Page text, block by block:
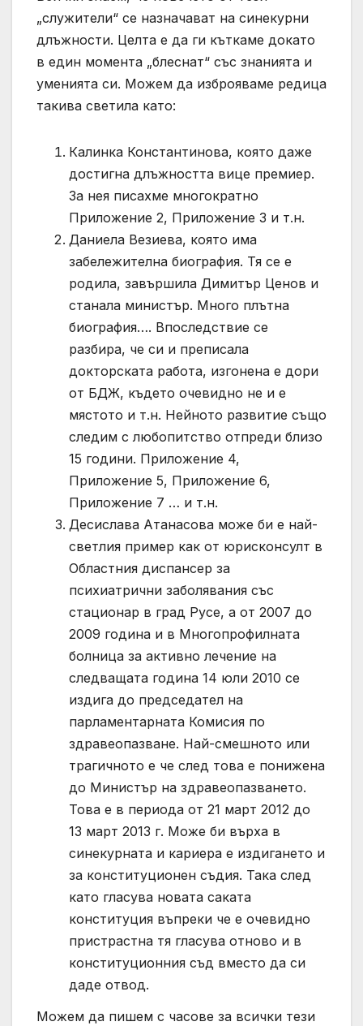
„служители“ се назначават на синекурни
длъжности. Целта е да ги къткаме докато
в един момента „блеснат“ със знанията и
уменията си. Можем да изброяваме редица
такива светила като:
Калинка Константинова, която даже
достигна длъжността вице премиер.
За нея писахме многократно
Приложение 2, Приложение 3 и т.н.
Даниела Везиева, която има
забележителна биография. Тя се е
родила, завършила Димитър Ценов и
станала министър. Много плътна
биография…. Впоследствие се
разбира, че си и преписала
докторската работа, изгонена е дори
от БДЖ, където очевидно не и е
мястото и т.н. Нейното развитие също
следим с любопитство отпреди близо
15 години. Приложение 4,
Приложение 5, Приложение 6,
Приложение 7 … и т.н.
Десислава Атанасова може би е най-
светлия пример как от юрисконсулт в
Областния диспансер за
психиатрични заболявания със
стационар в град Русе, а от 2007 до
2009 година и в Многопрофилната
болница за активно лечение на
следващата година 14 юли 2010 се
издига до председател на
парламентарната Комисия по
здравеопазване. Най-смешното или
трагичното е че след това е понижена
до Министър на здравеопазването.
Това е в периода от 21 март 2012 до
13 март 2013 г. Може би върха в
синекурната и кариера е издигането и
за конституционен съдия. Така след
като гласува новата саката
конституция въпреки че е очевидно
пристрастна тя гласува отново и в
конституционния съд вместо да си
даде отвод.
Можем да пишем с часове за всички тези